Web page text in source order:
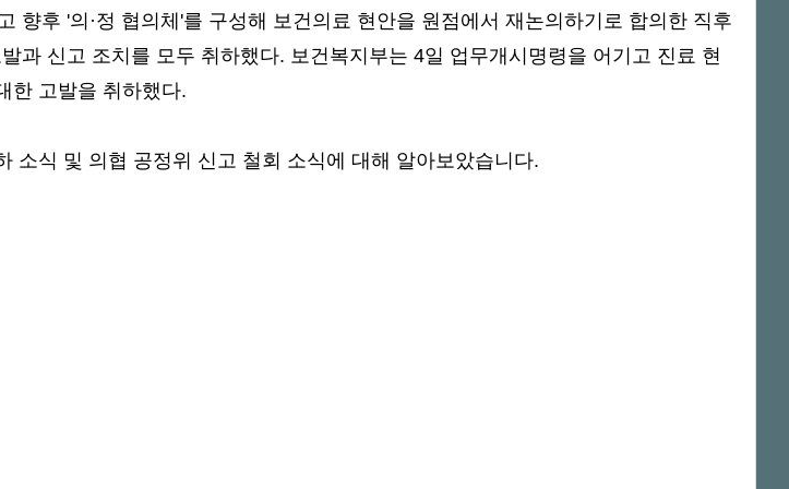
향후 '의·정 협의체'를 구성해 보건의료 현안을 원점에서 재논의하기로 합의한 직후
과 신고 조치를 모두 취하했다. 보건복지부는 4일 업무개시명령을 어기고 진료 현
한 고발을 취하했다.
소식 및 의협 공정위 신고 철회 소식에 대해 알아보았습니다.